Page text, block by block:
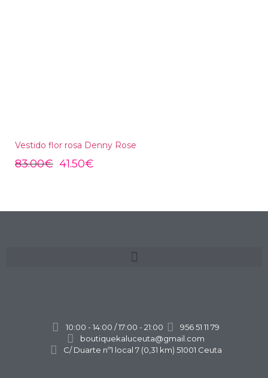
Vestido flor rosa Denny Rose
83.00€ 41.50€
10:00 - 14:00 / 17:00 - 21:00
956 51 11 79
boutiquekaluceuta@gmail.com
C/ Duarte nº1 local 7 (0,31 km) 51001 Ceuta